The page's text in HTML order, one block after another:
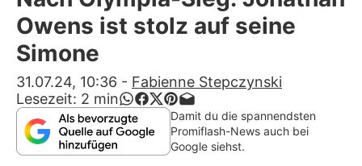
Alle Themen auf Promiflash
App runterladen
Team
Redaktionelle Richtlinien
Owens ist stolz auf seine
Simone
31.07.24, 10:36 - Fabienne Stepczynski
Lesezeit: 2 min
Damit du die spannendsten
Promiflash-News auch bei
Google siehst.